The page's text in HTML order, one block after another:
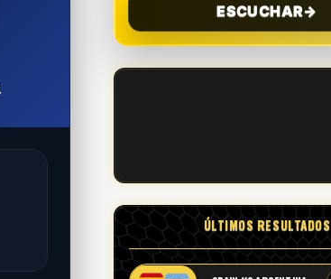
ESCUCHAR→
ÚLTIMOS RESULTADOS